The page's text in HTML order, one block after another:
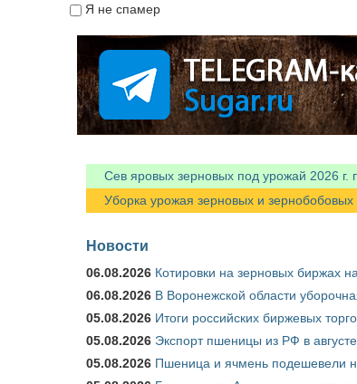
Я не спамер
Сев яровых зерновых под урожай 2026 г.
Уборка урожая зерновых и зернобобовых
Новости
06.08.2026 Котировки на зерновых биржах
06.08.2026 В Воронежской области
05.08.2026 Итоги российских биржевых
05.08.2026 Экспорт пшеницы из РФ в
05.08.2026 Пшеница и ячмень подешевели